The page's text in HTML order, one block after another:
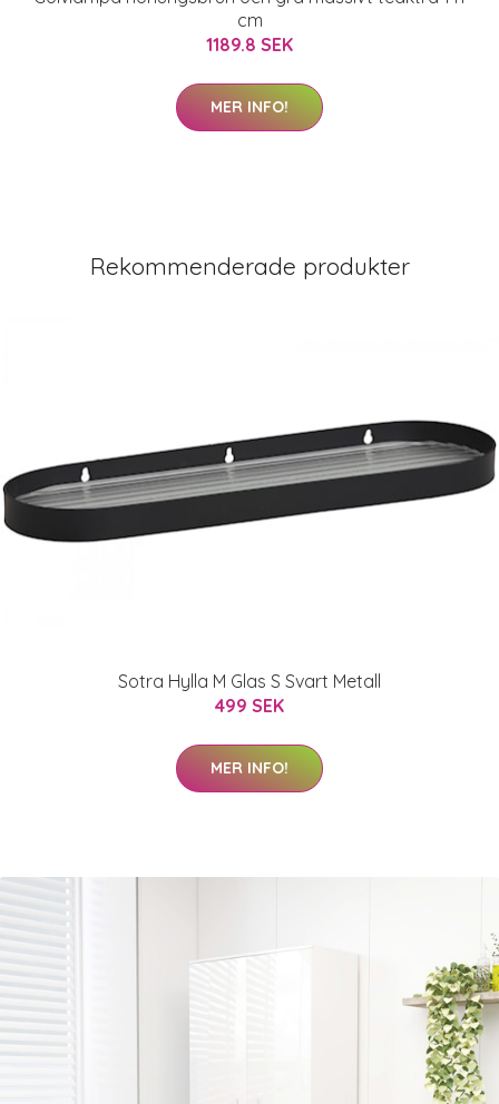
cm
1189.8 SEK
MER INFO!
Rekommenderade produkter
Sotra Hylla M Glas S Svart Metall
499 SEK
MER INFO!